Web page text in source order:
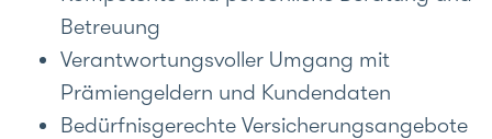
Betreuung
Verantwortungsvoller Umgang mit
Prämiengeldern und Kundendaten
Bedürfnisgerechte Versicherungsangebote